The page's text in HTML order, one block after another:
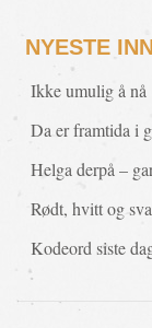
NYESTE
Ikke umulig å nå
Da er framtida i
Helga derpå –
Rødt, hvitt og
Kodeord siste